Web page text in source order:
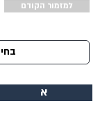
למזמור הקודם
א